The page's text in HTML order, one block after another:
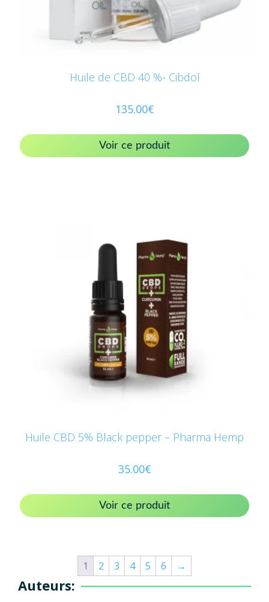
Huile de CBD 40 %- Cibdol
135.00€
Voir ce produit
Huile CBD 5% Black pepper – Pharma Hemp
35.00€
Voir ce produit
1 2 3 4 5 6 →
Auteurs: